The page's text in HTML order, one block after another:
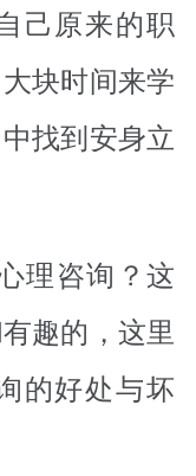
己原来的职
块时间来学
找到安身立
理咨询？这
趣的，这里
的好处与坏